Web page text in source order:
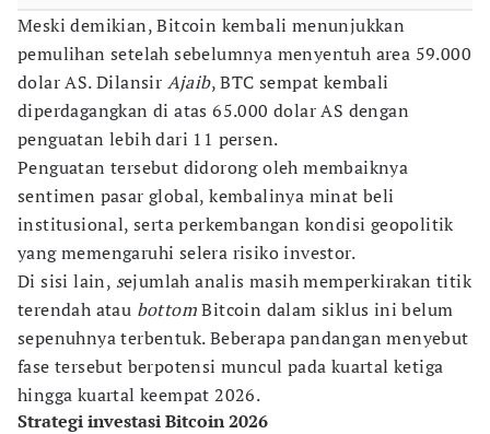
Meski demikian, Bitcoin kembali menunjukkan
pemulihan setelah sebelumnya menyentuh area 59.000
dolar AS. Dilansir Ajaib, BTC sempat kembali
diperdagangkan di atas 65.000 dolar AS dengan
penguatan lebih dari 11 persen.
Penguatan tersebut didorong oleh membaiknya
sentimen pasar global, kembalinya minat beli
institusional, serta perkembangan kondisi geopolitik
yang memengaruhi selera risiko investor.
Di sisi lain, sejumlah analis masih memperkirakan titik
terendah atau bottomBitcoin dalam siklus ini belum
sepenuhnya terbentuk. Beberapa pandangan menyebut
fase tersebut berpotensi muncul pada kuartal ketiga
hingga kuartal keempat 2026.
Strategi investasi Bitcoin 2026